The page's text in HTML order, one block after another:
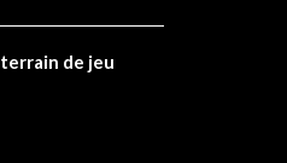
de jeu